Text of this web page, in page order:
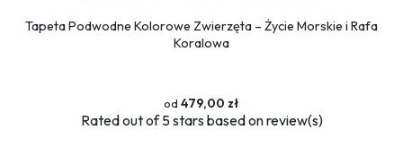
Tapeta Podwodne Kolorowe Zwierzęta – Życie Morskie i Rafa
Koralowa
479,00 zł
Ratedout of 5 stars based onreview(s)